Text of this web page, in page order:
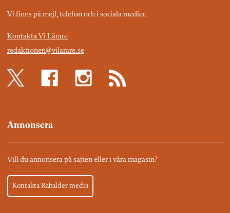
Vi finns på mejl, telefon och i sociala medier.
Kontakta Vi Lärare
redaktionen@vilarare.se
Annonsera
Vill du annonsera på sajten eller i våra magasin?
Kontakta Rabalder media